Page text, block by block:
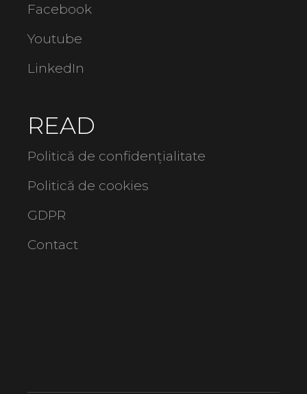
Facebook
Youtube
LinkedIn
READ
Politică de confidențialitate
Politică de cookies
GDPR
Contact